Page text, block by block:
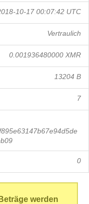
10-17 00:07:42 UTC
Vertraulich
0.001936480000 XMR
13204 B
7
0
werden